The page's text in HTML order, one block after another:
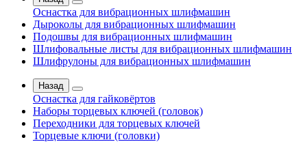
Оснастка для вибрационных шлифмашин
Дыроколы для вибрационных шлифмашин
Подошвы для вибрационных шлифмашин
Шлифовальные листы для вибрационных шлифмашин
Шлифрулоны для вибрационных шлифмашин
Назад
Оснастка для гайковёртов
Наборы торцевых ключей (головок)
Переходники для торцевых ключей
Торцевые ключи (головки)